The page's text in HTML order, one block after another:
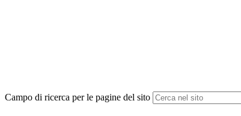
Campo di ricerca per le pagine del sito